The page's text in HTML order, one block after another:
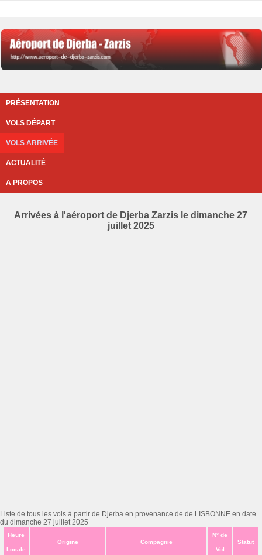
PRÉSENTATION
VOLS DÉPART
VOLS ARRIVÉE
ACTUALITÉ
A PROPOS
Arrivées à l'aéroport de Djerba Zarzis le dimanche 27
juillet 2025
Liste de tous les vols à partir de Djerba en provenance de de LISBONNE en date
du dimanche 27 juillet 2025
Heure
Locale
Origine Compagnie
N° de
Vol
Statut